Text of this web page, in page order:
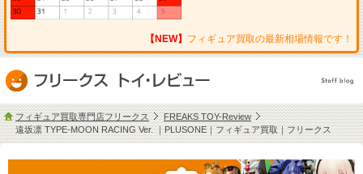
【NEW】 フィギュア買取の最新相場情報です！
フィギュア買取専門店フリークス
FREAKS TOY-Review
遠坂凛 TYPE-MOON RACING Ver. ｜PLUSONE｜フィギュア買取｜フリークス